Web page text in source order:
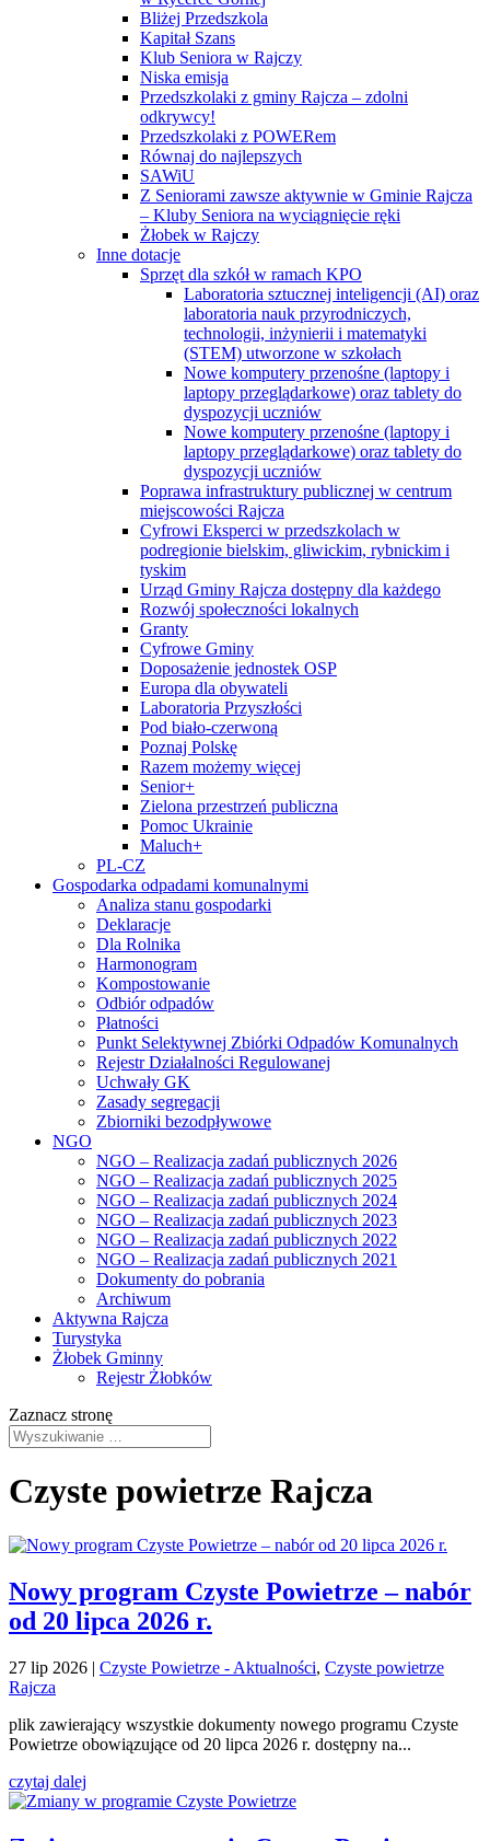
Bliżej Przedszkola
Kapitał Szans
Klub Seniora w Rajczy
Niska emisja
Przedszkolaki z gminy Rajcza – zdolni
odkrywcy!
Przedszkolaki z POWERem
Równaj do najlepszych
SAWiU
Z Seniorami zawsze aktywnie w Gminie Rajcza
– Kluby Seniora na wyciągnięcie ręki
Żłobek w Rajczy
Inne dotacje
Sprzęt dla szkół w ramach KPO
Laboratoria sztucznej inteligencji (AI) oraz
laboratoria nauk przyrodniczych,
technologii, inżynierii i matematyki
(STEM) utworzone w szkołach
Nowe komputery przenośne (laptopy i
laptopy przeglądarkowe) oraz tablety do
dyspozycji uczniów
Nowe komputery przenośne (laptopy i
laptopy przeglądarkowe) oraz tablety do
dyspozycji uczniów
Poprawa infrastruktury publicznej w centrum
miejscowości Rajcza
Cyfrowi Eksperci w przedszkolach w
podregionie bielskim, gliwickim, rybnickim i
tyskim
Urząd Gminy Rajcza dostępny dla każdego
Rozwój społeczności lokalnych
Granty
Cyfrowe Gminy
Doposażenie jednostek OSP
Europa dla obywateli
Laboratoria Przyszłości
Pod biało-czerwoną
Poznaj Polskę
Razem możemy więcej
Senior+
Zielona przestrzeń publiczna
Pomoc Ukrainie
Maluch+
PL-CZ
Gospodarka odpadami komunalnymi
Analiza stanu gospodarki
Deklaracje
Dla Rolnika
Harmonogram
Kompostowanie
Odbiór odpadów
Płatności
Punkt Selektywnej Zbiórki Odpadów Komunalnych
Rejestr Działalności Regulowanej
Uchwały GK
Zasady segregacji
Zbiorniki bezodpływowe
NGO
NGO – Realizacja zadań publicznych 2026
NGO – Realizacja zadań publicznych 2025
NGO – Realizacja zadań publicznych 2024
NGO – Realizacja zadań publicznych 2023
NGO – Realizacja zadań publicznych 2022
NGO – Realizacja zadań publicznych 2021
Dokumenty do pobrania
Archiwum
Aktywna Rajcza
Turystyka
Żłobek Gminny
Rejestr Żłobków
Zaznacz stronę
Czyste powietrze Rajcza
Nowy program Czyste Powietrze – nabór
od 20 lipca 2026 r.
27 lip 2026 | Czyste Powietrze - Aktualności, Czyste powietrze
Rajcza
plik zawierający wszystkie dokumenty nowego programu Czyste
Powietrze obowiązujące od 20 lipca 2026 r. dostępny na...
czytaj dalej